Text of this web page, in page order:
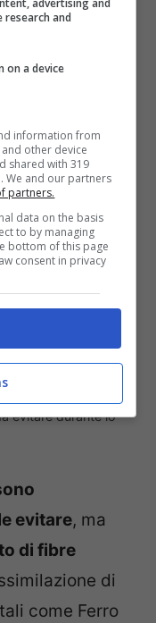
mai
alla salute
a
evitare durante lo
evitare, ma
di fibre
di
come Ferro
advertising and
research and
on a device
information from
other device
shared with 319
We and our partners
partners.
data on the basis
to by managing
bottom of this page
consent in privacy